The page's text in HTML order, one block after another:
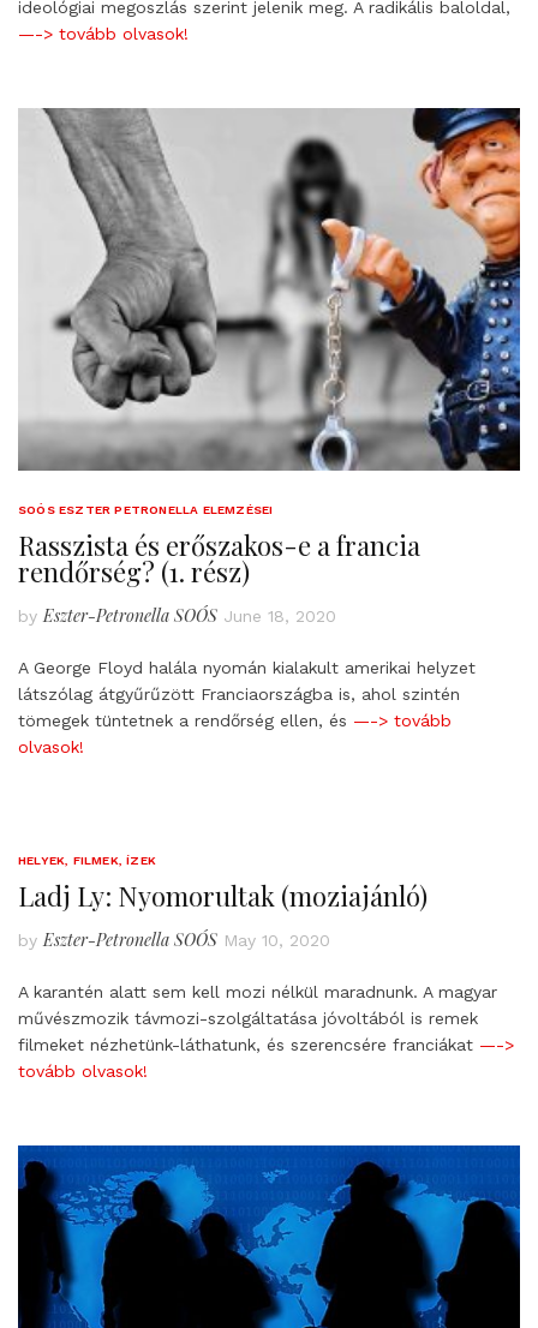
ideológiai megoszlás szerint jelenik meg. A radikális baloldal,
—-> tovább olvasok!
SOÓS ESZTER PETRONELLA ELEMZÉSEI
Rasszista és erőszakos-e a francia
rendőrség? (1. rész)
by Eszter-Petronella SOÓS June 18, 2020
A George Floyd halála nyomán kialakult amerikai helyzet
látszólag átgyűrűzött Franciaországba is, ahol szintén
tömegek tüntetnek a rendőrség ellen, és —-> tovább
olvasok!
HELYEK, FILMEK, ÍZEK
Ladj Ly: Nyomorultak (moziajánló)
by Eszter-Petronella SOÓS May 10, 2020
A karantén alatt sem kell mozi nélkül maradnunk. A magyar
művészmozik távmozi-szolgáltatása jóvoltából is remek
filmeket nézhetünk-láthatunk, és szerencsére franciákat —->
tovább olvasok!